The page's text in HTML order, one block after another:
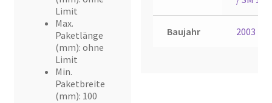
Limit
Max.
Paketlänge
(mm): ohne
Limit
Min.
Paketbreite
(mm): 100
Baujahr 2003